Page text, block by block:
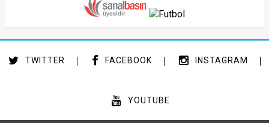
TWITTER FACEBOOK INSTAGRAM
YOUTUBE